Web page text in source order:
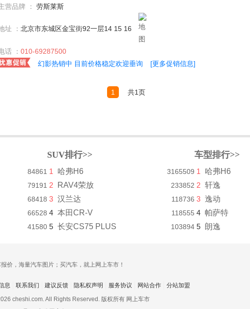
营品牌 ： 劳斯莱斯
址 ： 北京市东城区金宝街92一层14 15 16
话 ： 010-69287500
幻影热销中 目前价格稳定欢迎垂询
[更多促销信息]
1 共1页
84861
79191
68418
66528
41580
SUV排行>>
1 哈弗H6 3165509
2 RAV4荣放 233852
3 汉兰达 118736
4 本田CR-V 118555
5 长安CS75 PLUS 103894
车型排行>>
1 哈弗H6
2 轩逸
3 逸动
4 帕萨特
5 朗逸
息 联系我们 建议反馈 隐私权声明 服务协议 网站合作
分站加盟
cheshi.com. All Rights Reserved. 版权所有 网上车市